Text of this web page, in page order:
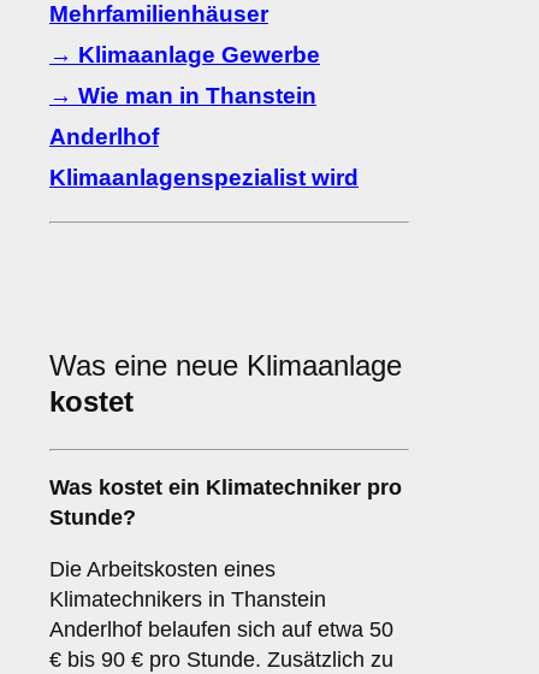
Mehrfamilienhäuser
→ Klimaanlage Gewerbe
→ Wie man in Thanstein
Anderlhof
Klimaanlagenspezialist wird
Was eine neue Klimaanlage
kostet
Was kostet ein Klimatechniker pro
Stunde?
Die Arbeitskosten eines
Klimatechnikers in Thanstein
Anderlhof belaufen sich auf etwa 50
€ bis 90 € pro Stunde. Zusätzlich zu